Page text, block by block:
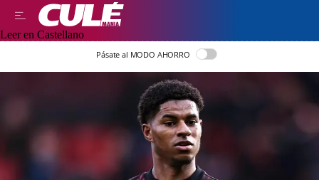
Leer en Castellano
Pásate al MODO AHORRO